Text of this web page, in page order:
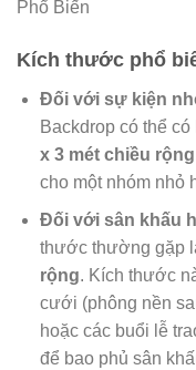
Kích thước phổ
Đối với sự kiện
Backdrop có thể
x 3 mét chiều rộng
cho một nhóm nhỏ
Đối với sân khấu
thước thường gặp
rộng. Kích thước
cưới (phông nền
hoặc các buổi lễ
để bao phủ sân